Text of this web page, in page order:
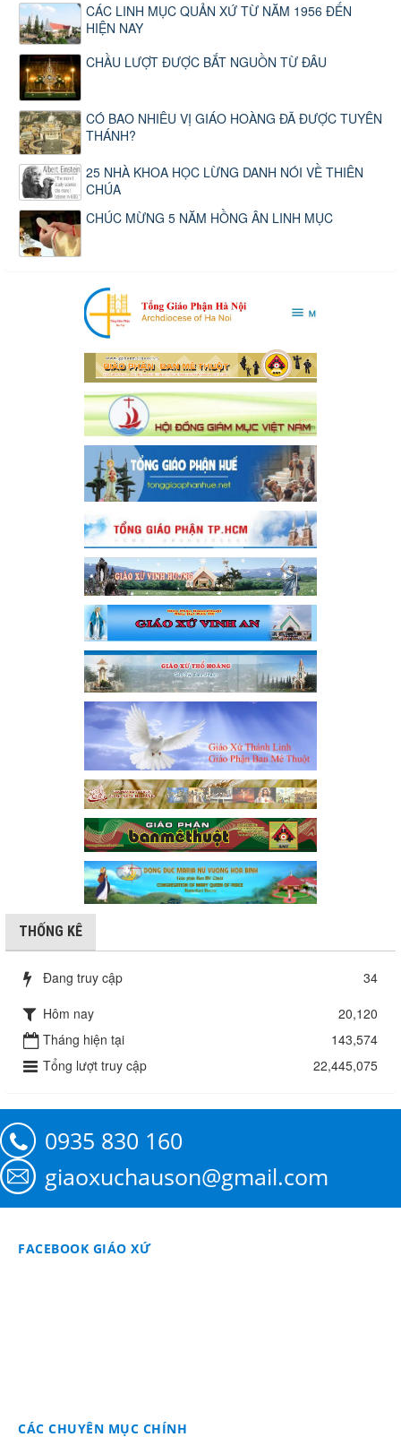
CÁC LINH MỤC QUẢN XỨ TỪ NĂM 1956 ĐẾN
HIỆN NAY
CHẦU LƯỢT ĐƯỢC BẮT NGUỒN TỪ ĐÂU
CÓ BAO NHIÊU VỊ GIÁO HOÀNG ĐÃ ĐƯỢC TUYÊN
THÁNH?
25 NHÀ KHOA HỌC LỪNG DANH NÓI VỀ THIÊN
CHÚA
CHÚC MỪNG 5 NĂM HỒNG ÂN LINH MỤC
THỐNG KÊ
Đang truy cập
34
Hôm nay
20,120
Tháng hiện tại
143,574
Tổng lượt truy cập
22,445,075
0935 830 160
giaoxuchauson@gmail.com
FACEBOOK GIÁO XỨ
CÁC CHUYÊN MỤC CHÍNH